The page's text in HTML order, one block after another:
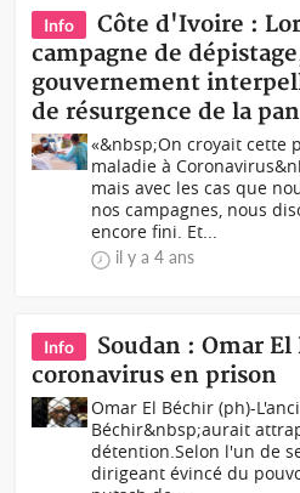
Info
Côte d'Ivoire :
campagne de
gouvernement
de résurgence de la
«&nbsp;On croyait cette
maladie à
mais avec les cas que
nos campagnes, nous
encore fini. Et...
il y a 4 ans
Info
Soudan : Omar
coronavirus en prison
Omar El Béchir (ph)-
Béchir&nbsp;aurait
détention.Selon l'un de
dirigeant évincé du